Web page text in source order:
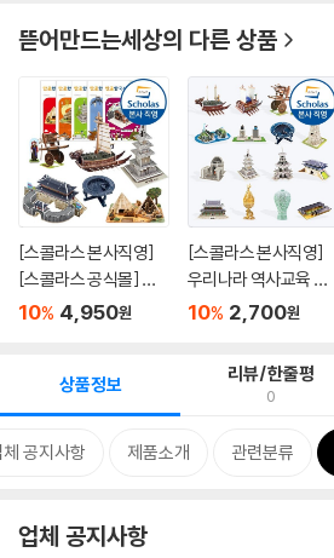
뜯어만드는세상의 다른 상품
[스콜라스 본사직영]
[스콜라스 공식몰] 만
공한...
10% 4,950원
[스콜라스 본사직영]
우리나라 역사교육 시
리즈 ...
10% 2,700원
상품정보 리뷰/한줄평
0
공지사항 제품소개 관련분류
업체 공지사항